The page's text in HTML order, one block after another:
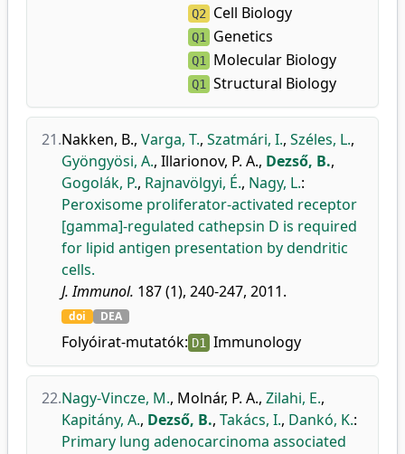
Q2 Cell Biology
Q1 Genetics
Q1 Molecular Biology
Q1 Structural Biology
21.Nakken, B., Varga, T., Szatmári, I., Széles, L.,
Gyöngyösi, A., Illarionov, P. A., Dezső, B.,
Gogolák, P., Rajnavölgyi, É., Nagy, L.:
Peroxisome proliferator-activated receptor
[gamma]-regulated cathepsin D is required
for lipid antigen presentation by dendritic
cells.
J. Immunol. 187 (1), 240-247, 2011.
doi DEA
Folyóirat-mutatók: D1 Immunology
22.Nagy-Vincze, M., Molnár, P. A., Zilahi, E.,
Kapitány, A., Dezső, B., Takács, I., Dankó, K.:
Primary lung adenocarcinoma associated